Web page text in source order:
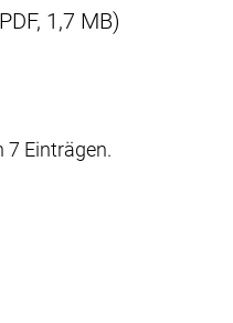
1,7 MB)
7 Einträgen.